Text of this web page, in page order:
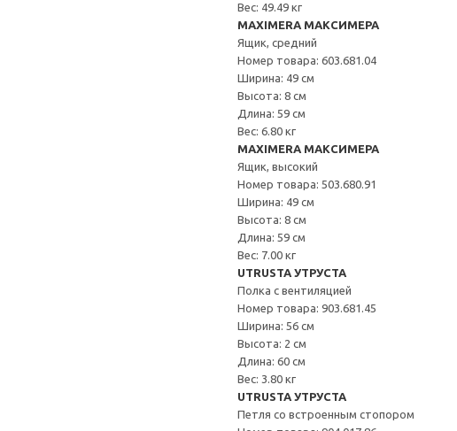
Вес: 49.49 кг
MAXIMERA МАКСИМЕРА
Ящик, средний
Номер товара: 603.681.04
Ширина: 49 см
Высота: 8 см
Длина: 59 см
Вес: 6.80 кг
MAXIMERA МАКСИМЕРА
Ящик, высокий
Номер товара: 503.680.91
Ширина: 49 см
Высота: 8 см
Длина: 59 см
Вес: 7.00 кг
UTRUSTA УТРУСТА
Полка с вентиляцией
Номер товара: 903.681.45
Ширина: 56 см
Высота: 2 см
Длина: 60 см
Вес: 3.80 кг
UTRUSTA УТРУСТА
Петля со встроенным стопором